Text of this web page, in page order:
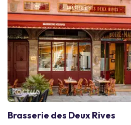
Brasserie des Deux Rives